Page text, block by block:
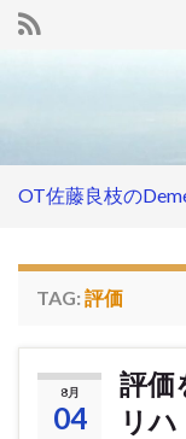
OT佐藤良枝の
TAG: 評価
8月
04
評価
リハ